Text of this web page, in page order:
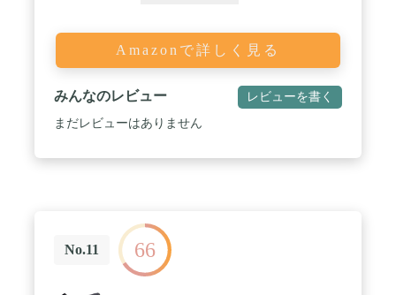
Amazonで詳しく見る
みんなのレビュー レビューを書く
まだレビューはありません
No.11 66